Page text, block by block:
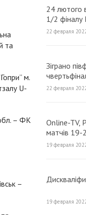
та
м.
U-
– ФК
–
24 лютого
1/2
2022 року.
22 февраля
Зіграно
22 февраля
Online-TV,
матчів
19 февраля
19 февраля